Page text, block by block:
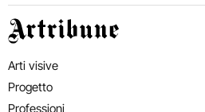
Artribune
Arti visive
Progetto
Professioni